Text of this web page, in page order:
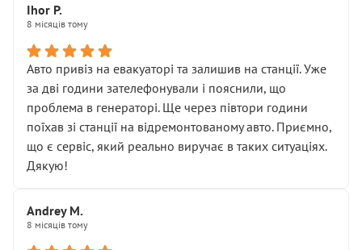
Далі ситуація тільки погіршилась:
• сказали, що тепер “потрібно знімати колеса”
• що біля авто стояти вже не можна
• почали озвучувати купу додаткових робіт без
чіткого пояснення
( ну все зняли та доробили) дякую!
Окремий момент, який виглядає абсурдно:
мені заявили, що бачок гальмівної рідини потрібно
міняти разом із головним гальмівним циліндром у
Для людини, яка хоча б трохи розуміється на техніці,
це звучить як мінімум непрофесійно, а як максимум —
спроба продати дорогий вузол замість елементарних
Ihor P.
8 місяців тому
Авто привіз на евакуаторі та залишив на станції. Уже
за дві години зателефонували і пояснили, що
проблема в генераторі. Ще через півтори години
поїхав зі станції на відремонтованому авто. Приємно,
що є сервіс, який реально виручає в таких ситуаціях.
Дякую!
Andrey M.
8 місяців тому